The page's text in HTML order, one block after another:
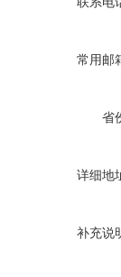
常用邮
省
详细地
补充说